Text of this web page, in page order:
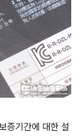
증기간에 대한 설